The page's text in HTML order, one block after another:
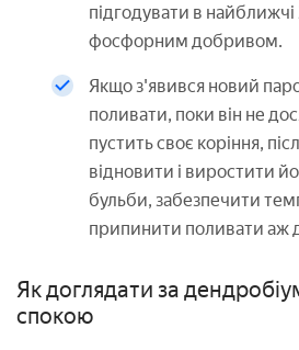
підгодувати в
фосфорним добривом.
Якщо з'явився новий
поливати, поки він не
пустить своє коріння,
відновити і виростити
бульби, забезпечити
припинити поливати аж
Як доглядати за
спокою